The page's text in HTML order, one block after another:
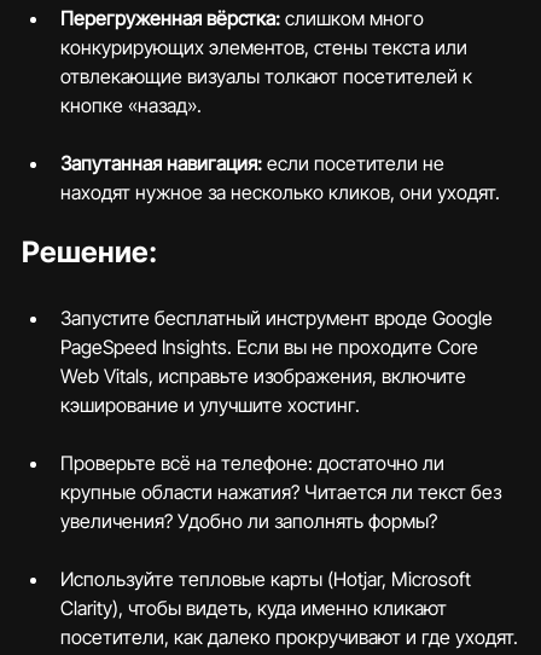
Перегруженная вёрстка: слишком много
конкурирующих элементов, стены текста или
отвлекающие визуалы толкают посетителей к
кнопке «назад».
Запутанная навигация: если посетители не
находят нужное за несколько кликов, они уходят.
Решение:
Запустите бесплатный инструмент вроде Google
PageSpeed Insights. Если вы не проходите Core
Web Vitals, исправьте изображения, включите
кэширование и улучшите хостинг.
Проверьте всё на телефоне: достаточно ли
крупные области нажатия? Читается ли текст без
увеличения? Удобно ли заполнять формы?
Используйте тепловые карты (Hotjar, Microsoft
Clarity), чтобы видеть, куда именно кликают
посетители, как далеко прокручивают и где уходят.